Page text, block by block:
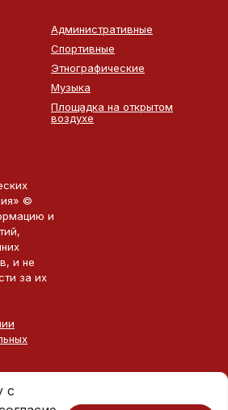
Административные
Спортивные
Этнографические
Музыка
Площадка на открытом
воздухе
©
и
и не
за их
с